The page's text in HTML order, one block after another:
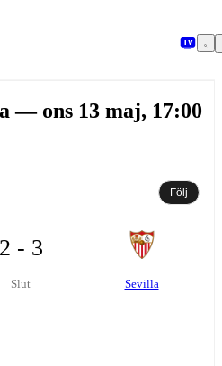
— ons 13 maj, 17:00
Följ
2 - 3
Slut Sevilla